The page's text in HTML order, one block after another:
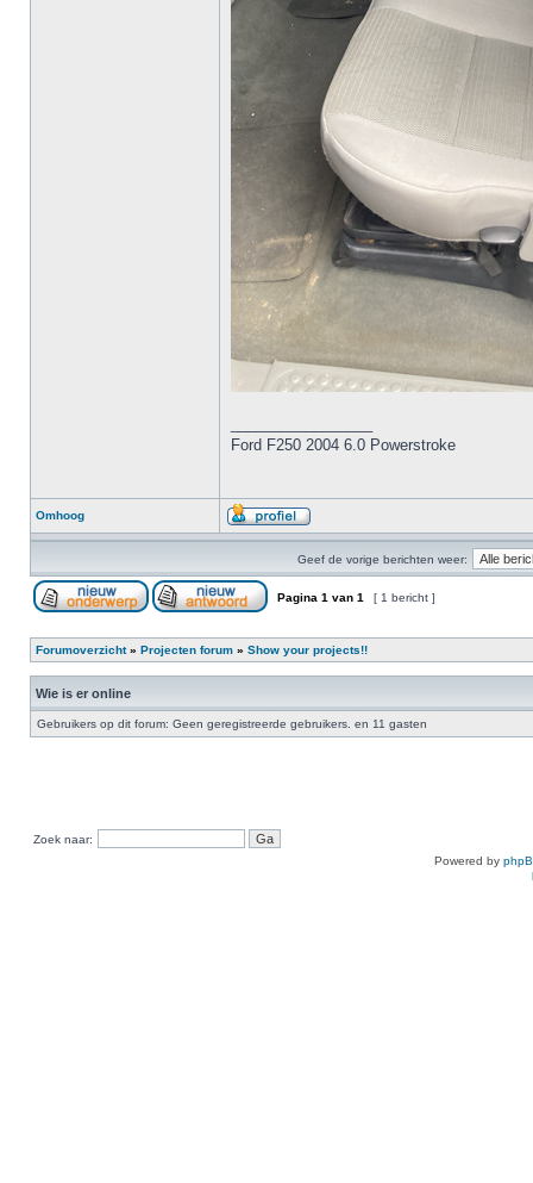
Ford F250 2004 6.0 Powerstroke
Omhoog
Geef de vorige berichten weer:
Pagina 1 van 1 [ 1 bericht ]
Forumoverzicht» Projecten forum » Show your projects!!
Wie is er online
Gebruikers op dit forum: Geen geregistreerde gebruikers. en 11 gasten
Zoek naar:
Powered by